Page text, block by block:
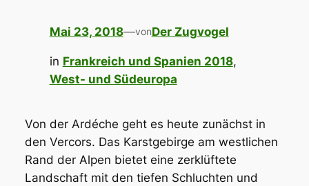
Mai 23, 2018—vonDer Zugvogel
in Frankreich und Spanien 2018
West- und Südeuropa
Von der Ardéche geht es heute zunächst in
den Vercors. Das Karstgebirge am westlichen
Rand der Alpen bietet eine zerklüftete
Landschaft mit den tiefen Schluchten und